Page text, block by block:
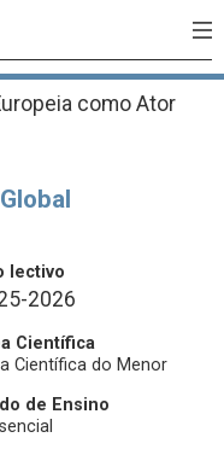
como Ator
lectivo
2026
Científica
Científica do Menor
de Ensino